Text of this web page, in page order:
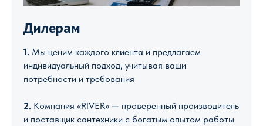
Дилерам
1. Мы ценим каждого клиента и предлагаем
индивидуальный подход, учитывая ваши
потребности и требования
2. Компания «RIVER» — проверенный производитель
и поставщик сантехники с богатым опытом работы